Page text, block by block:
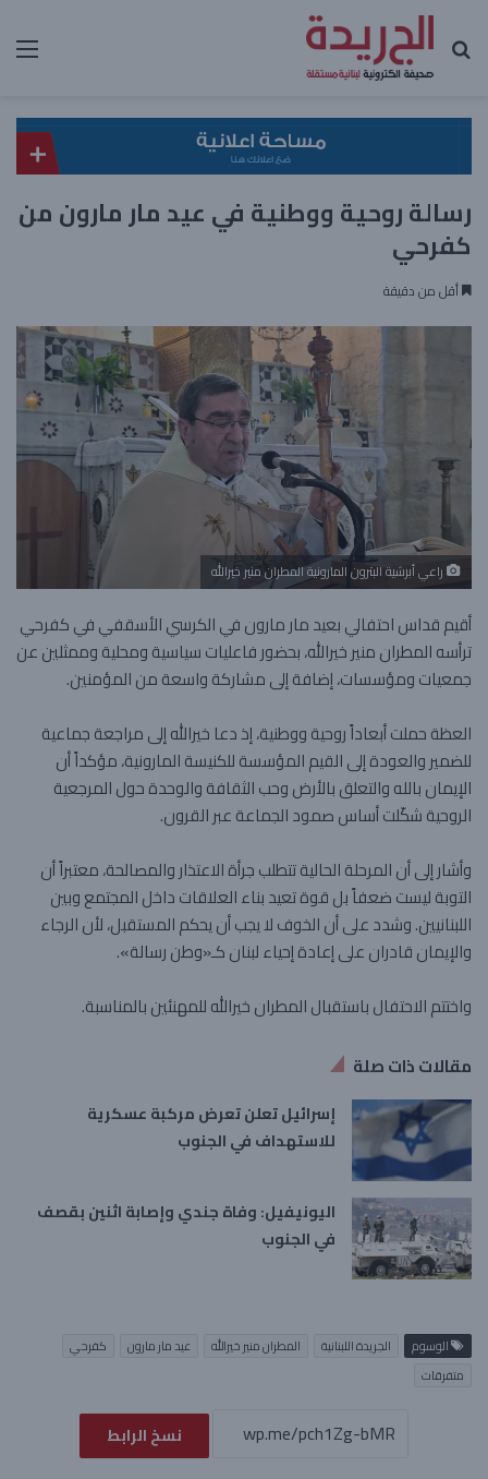
بحث عن
رسالة روحية ووطنية في عيد مار مارون من
كفرحي
أقل من دقيقة
راعي أبرشية البترون المارونية المطران منير خيرالله
أقيم قداس احتفالي بعيد مار مارون في الكرسي الأسقفي في كفرحي
ترأسه المطران منير خيرالله، بحضور فاعليات سياسية ومحلية وممثلين عن
جمعيات ومؤسسات، إضافة إلى مشاركة واسعة من المؤمنين.
العظة حملت أبعاداً روحية ووطنية، إذ دعا خيرالله إلى مراجعة جماعية
للضمير والعودة إلى القيم المؤسسة للكنيسة المارونية، مؤكداً أن
الإيمان بالله والتعلق بالأرض وحب الثقافة والوحدة حول المرجعية
الروحية شكّلت أساس صمود الجماعة عبر القرون.
وأشار إلى أن المرحلة الحالية تتطلب جرأة الاعتذار والمصالحة، معتبراً أن
التوبة ليست ضعفاً بل قوة تعيد بناء العلاقات داخل المجتمع وبين
اللبنانيين. وشدد على أن الخوف لا يجب أن يحكم المستقبل، لأن الرجاء
والإيمان قادران على إعادة إحياء لبنان كـ«وطن رسالة».
واختتم الاحتفال باستقبال المطران خيرالله للمهنئين بالمناسبة.
مقالات ذات صلة
إسرائيل تعلن تعرض مركبة عسكرية
للاستهداف في الجنوب
اليونيفيل: وفاة جندي وإصابة اثنين بقصف
في الجنوب
الوسوم الجريدة اللبنانية المطران منير خيرالله عيد مار مارون
كفرحي
متفرقات
نسخ الرابط